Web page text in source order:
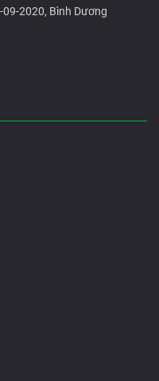
2020, Bình Dương